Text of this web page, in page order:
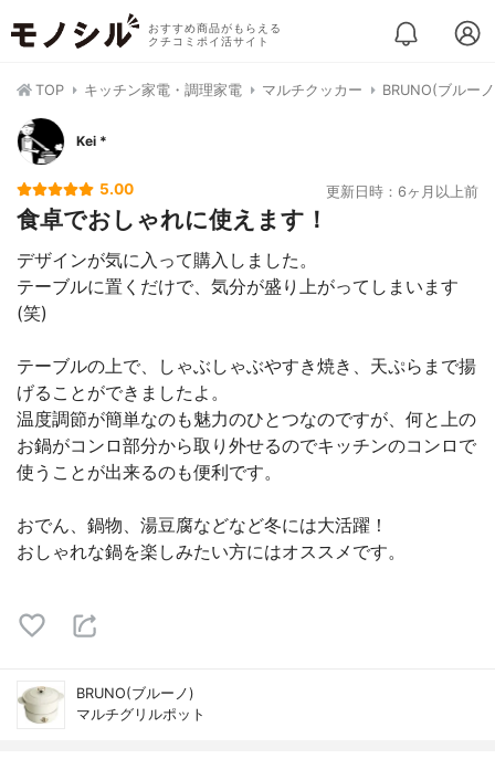
おすすめ商品がもらえる
クチコミポイ活サイト
TOP キッチン家電・調理家電 マルチクッカー BRUNO(ブルー
Kei *
5.00 更新日時：6ヶ月以上前
食卓でおしゃれに使えます！
デザインが気に入って購入しました。
テーブルに置くだけで、気分が盛り上がってしまいます
(笑)
テーブルの上で、しゃぶしゃぶやすき焼き、天ぷらまで揚
げることができましたよ。
温度調節が簡単なのも魅力のひとつなのですが、何と上の
お鍋がコンロ部分から取り外せるのでキッチンのコンロで
使うことが出来るのも便利です。
おでん、鍋物、湯豆腐などなど冬には大活躍！
おしゃれな鍋を楽しみたい方にはオススメです。
BRUNO(ブルーノ)
マルチグリルポット